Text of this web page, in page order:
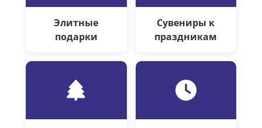
Элитные
подарки
Сувениры к
праздникам